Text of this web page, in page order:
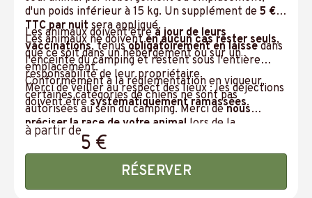
d'un poids inférieur à 15 kg. Un supplément de 5 €
TTC par nuit sera appliqué.
Les animaux ne doiventen aucun cas rester seuls,
que ce soit dans un hébergement ou sur un
emplacement.
Les animaux doivent êtreà jour de leurs
vaccinations, tenusobligatoirement en laissedans
l'enceinte du camping et restent sous l'entière
responsabilité de leur propriétaire.
Merci de veiller au respect des lieux : les déjections
doivent êtresystématiquement ramassées.
Conformément à la réglementation en vigueur,
certaines catégories de chiens ne sont pas
autorisées au sein du camping. Merci denous
préciser la race de votre animal lors de la
réservation.
à partir de5 €
RÉSERVER